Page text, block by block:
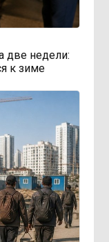
две недели:
к зиме